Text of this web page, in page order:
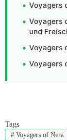
Voyagers
Voyagers
und
Voyagers
Voyagers
Tags
#Voyagers of Nera